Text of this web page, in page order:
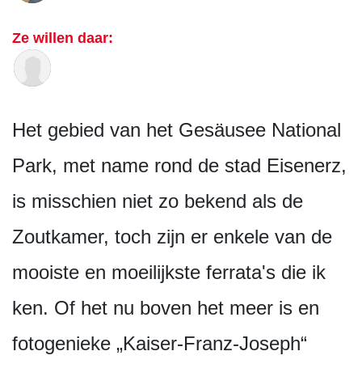
Ze willen daar:
Het gebied van het Gesäusee National
Park, met name rond de stad Eisenerz,
is misschien niet zo bekend als de
Zoutkamer, toch zijn er enkele van de
mooiste en moeilijkste ferrata's die ik
ken. Of het nu boven het meer is en
fotogenieke „Kaiser-Franz-Joseph“